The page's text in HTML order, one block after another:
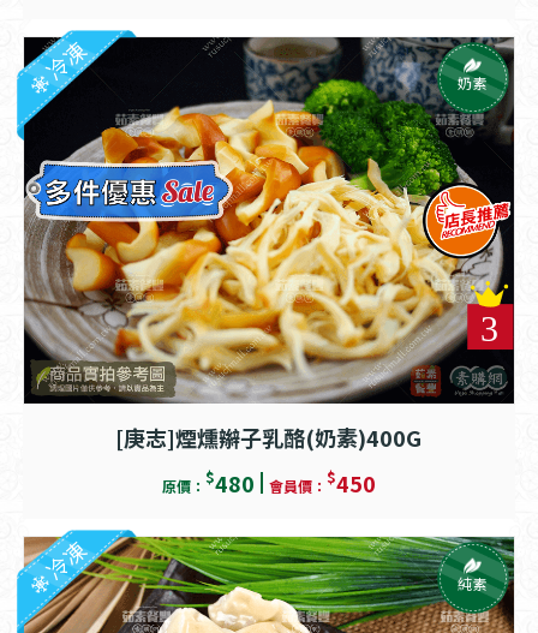
[庚志]煙燻辮子乳酪(奶素)400G
原價： $480 會員價： $450
冷凍 奶素
冷凍 純素